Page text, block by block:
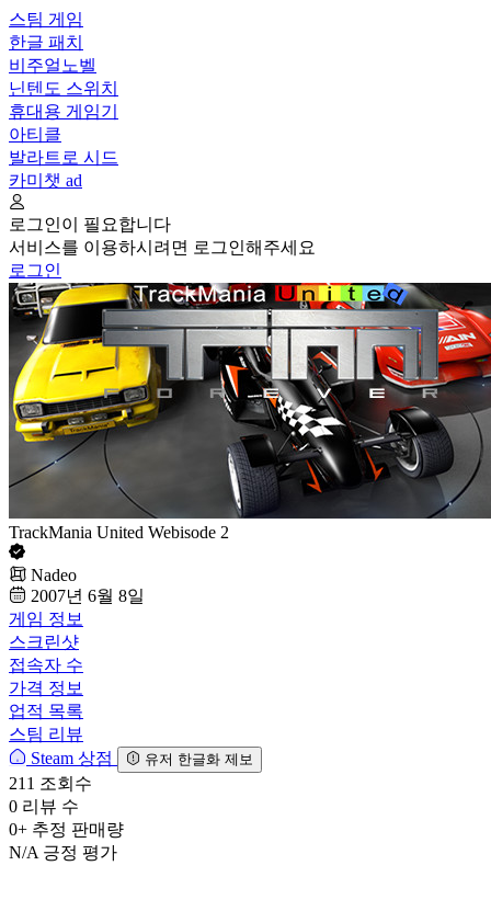
스팀 게임
한글 패치
비주얼노벨
닌텐도 스위치
휴대용 게임기
아티클
발라트로 시드
카미챗 ad
로그인이 필요합니다
서비스를 이용하시려면 로그인해주세요
로그인
TrackMania United Webisode 2
Nadeo
2007년 6월 8일
게임 정보
스크린샷
접속자 수
가격 정보
업적 목록
스팀 리뷰
Steam 상점
유저 한글화 제보
211 조회수
0 리뷰 수
0+ 추정 판매량
N/A 긍정 평가